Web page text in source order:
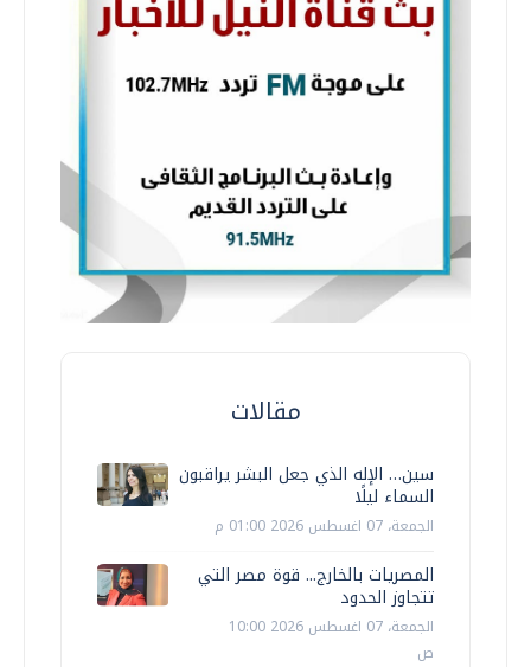
مقالات
سين… الإله الذي جعل البشر يراقبون
السماء ليلًا
الجمعة، 07 اغسطس 2026 01:00 م
المصريات بالخارج... قوة مصر التي
تتجاوز الحدود
الجمعة، 07 اغسطس 2026 10:00
ص